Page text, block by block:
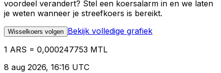
voordeel verandert? Stel een koersalarm in en we laten
je weten wanneer je streefkoers is bereikt.
Wisselkoers volgen Bekijk volledige grafiek
1 ARS = 0,000247753 MTL
8 aug 2026, 16:16 UTC